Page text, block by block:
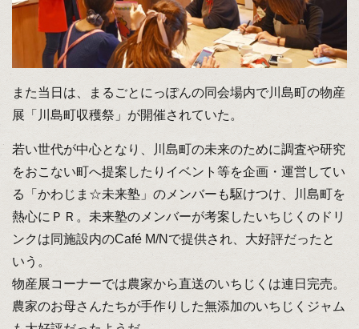
また当日は、まるごとにっぽんの同会場内で川島町の物産
展「川島町収穫祭」が開催されていた。
若い世代が中心となり、川島町の未来のために調査や研究
をおこない町へ提案したりイベント等を企画・運営してい
る「かわじま☆未来塾」のメンバーも駆けつけ、川島町を
熱心にＰＲ。未来塾のメンバーが考案したいちじくのドリ
ンクは同施設内のCafé M/Nで提供され、大好評だったと
いう。
物産展コーナーでは農家から直送のいちじくは連日完売。
農家のお母さんたちが手作りした無添加のいちじくジャム